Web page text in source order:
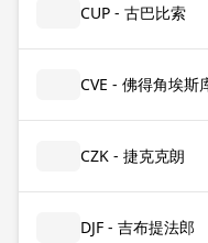
CUP - 古巴比索
CVE - 佛得角埃斯
CZK - 捷克克朗
DJF - 吉布提法郎